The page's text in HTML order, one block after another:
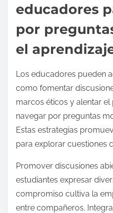
educadores
por
el
Los educadores pueden
como fomentar
marcos éticos y alentar
navegar por preguntas
Estas estrategias
para explorar cuestiones
Promover discusiones
estudiantes expresar
compromiso cultiva la
entre compañeros.